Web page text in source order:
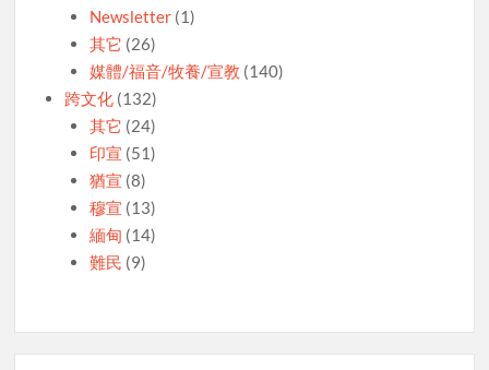
Newsletter(1)
其它 (26)
媒體/福音/牧養/宣教 (140)
跨文化 (132)
其它 (24)
印宣 (51)
猶宣 (8)
穆宣 (13)
緬甸 (14)
難民 (9)